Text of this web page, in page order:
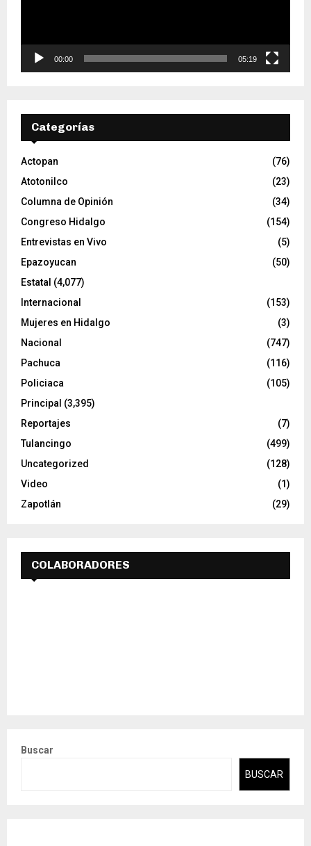
t
r
v
e
o
00:00 05:19
Categorías
Actopan
(76)
Atotonilco
(23)
Columna de Opinión
(34)
Congreso Hidalgo
(154)
Entrevistas en Vivo
(5)
Epazoyucan
(50)
Estatal (4,077)
Internacional
(153)
Mujeres en Hidalgo
(3)
Nacional
(747)
Pachuca
(116)
Policiaca
(105)
Principal (3,395)
Reportajes
(7)
Tulancingo
(499)
Uncategorized
(128)
Video
(1)
Zapotlán
(29)
COLABORADORES
Buscar
BUSCAR